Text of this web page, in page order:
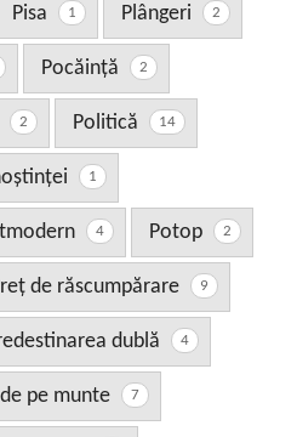
Pisa 1 Plângeri 2
Pocăinţă 2
2 Politică 14
1
4 Potop 2
de răscumpărare 9
dublă 4
pe munte 7